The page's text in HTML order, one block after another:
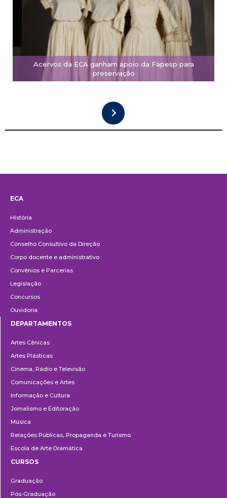
Acervos da ECA ganham apoio da Fapesp para
preservação
ECA
História
Administração
Conselho Consultivo da Direção
Corpo docente e administrativo
Convênios e Parcerias
Legislação
Concursos
Ouvidoria
DEPARTAMENTOS
Artes Cênicas
Artes Plásticas
Cinema, Rádio e Televisão
Comunicações e Artes
Informação e Cultura
Jornalismo e Editoração
Música
Relações Públicas, Propaganda e Turismo
Escola de Arte Dramática
CURSOS
Graduação
Pós-Graduação